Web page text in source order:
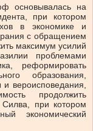
основывалась на
при котором
в экономике и
с обращением
максимум усилий
проблемами
реформировать
образования,
и вероисповедания,
продолжить
Силва, при котором
экономический